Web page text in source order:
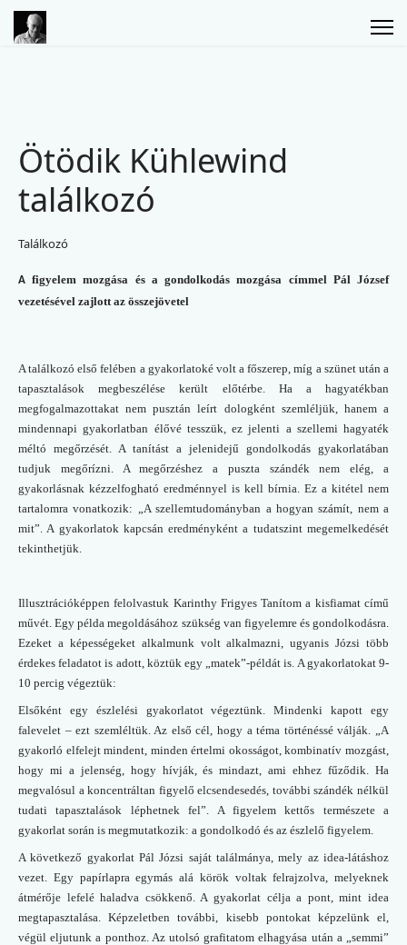
Ötödik Kühlewind
találkozó
Találkozó
A figyelem mozgása és a gondolkodás mozgása címmel Pál József
vezetésével zajlott az összejövetel
A találkozó első felében a gyakorlatoké volt a főszerep, míg a szünet után a
tapasztalások megbeszélése került előtérbe. Ha a hagyatékban
megfogalmazottakat nem pusztán leírt dologként szemléljük, hanem a
mindennapi gyakorlatban élővé tesszük, ez jelenti a szellemi hagyaték
méltó megőrzését. A tanítást a jelenidejű gondolkodás gyakorlatában
tudjuk megőrízni. A megőrzéshez a puszta szándék nem elég, a
gyakorlásnak kézzelfogható eredménnyel is kell bírnia. Ez a kitétel nem
tartalomra vonatkozik: „A szellemtudományban a hogyan számít, nem a
mit”. A gyakorlatok kapcsán eredményként a tudatszint megemelkedését
tekinthetjük.
Illusztrációképpen felolvastuk Karinthy Frigyes Tanítom a kisfiamat című
művét. Egy példa megoldásához szükség van figyelemre és gondolkodásra.
Ezeket a képességeket alkalmunk volt alkalmazni, ugyanis Józsi több
érdekes feladatot is adott, köztük egy „matek”-példát is. A gyakorlatokat 9-
10 percig végeztük:
Elsőként egy észlelési gyakorlatot végeztünk. Mindenki kapott egy
falevelet – ezt szemléltük. Az első cél, hogy a téma történéssé válják. „A
gyakorló elfelejt mindent, minden értelmi okosságot, kombinatív mozgást,
hogy mi a jelenség, hogy hívják, és mindazt, ami ehhez fűződik. Ha
megvalósul a koncentráltan figyelő elcsendesedés, további szándék nélkül
tudati tapasztalások léphetnek fel”. A figyelem kettős természete a
gyakorlat során is megmutatkozik: a gondolkodó és az észlelő figyelem.
A következő gyakorlat Pál Józsi saját találmánya, mely az idea-látáshoz
vezet. Egy papírlapra egymás alá körök voltak felrajzolva, melyeknek
átmérője lefelé haladva csökkenő. A gyakorlat célja a pont, mint idea
megtapasztalása. Képzeletben további, kisebb pontokat képzelünk el,
végül eljutunk a ponthoz. Az utolsó grafitatom elhagyása után a „semmi”